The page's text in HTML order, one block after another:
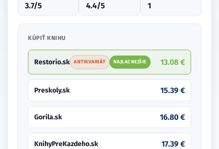
3.7/5 4.4/5 1
KÚPIŤ KNIHU
Restorio.sk ANTIKVARIÁT NAJLACNEJŠIE 13.08 €
Preskoly.sk 15.39 €
Gorila.sk 16.80 €
KnihyPreKazdeho.sk 17.39 €